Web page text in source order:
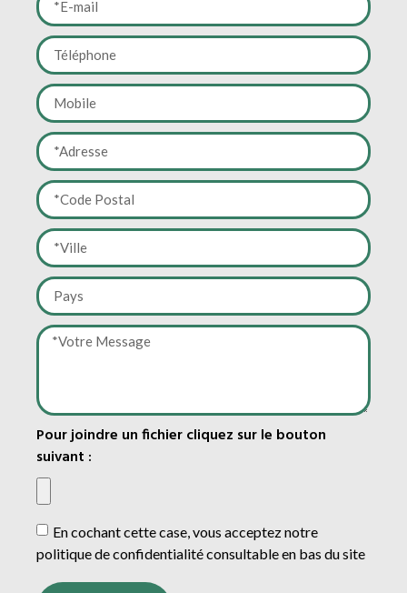
Pour joindre un fichier cliquez sur le bouton
suivant :
En cochant cette case, vous acceptez notre
politique de confidentialité consultable en bas du site